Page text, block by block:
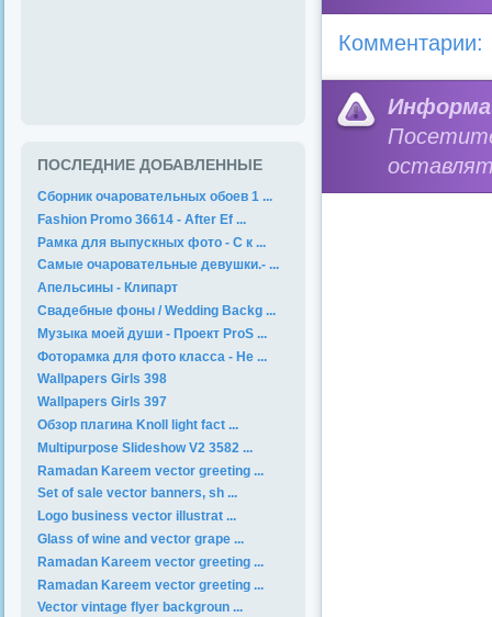
Комментарии:
ПОСЛЕДНИЕ ДОБАВЛЕННЫЕ
Сборник очаровательных обоев 1 ...
Fashion Promo 36614 - After Ef ...
Рамка для выпускных фото - С к ...
Самые очаровательные девушки.- ...
Апельсины - Клипарт
Свадебные фоны / Wedding Backg ...
Музыка моей души - Проект ProS ...
Фоторамка для фото класса - Не ...
Wallpapers Girls 398
Wallpapers Girls 397
Обзор плагина Knoll light fact ...
Multipurpose Slideshow V2 3582 ...
Ramadan Kareem vector greeting ...
Set of sale vector banners, sh ...
Logo business vector illustrat ...
Glass of wine and vector grape ...
Ramadan Kareem vector greeting ...
Ramadan Kareem vector greeting ...
Vector vintage flyer backgroun ...